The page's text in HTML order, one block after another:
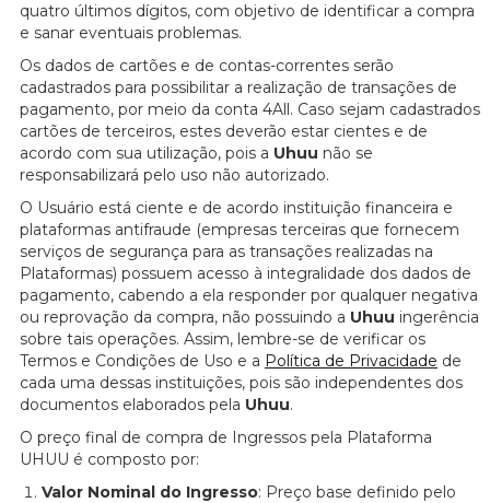
quatro últimos dígitos, com objetivo de identificar a compra
e sanar eventuais problemas.
Os dados de cartões e de contas-correntes serão
cadastrados para possibilitar a realização de transações de
pagamento, por meio da conta 4All. Caso sejam cadastrados
cartões de terceiros, estes deverão estar cientes e de
acordo com sua utilização, pois a Uhuu não se
responsabilizará pelo uso não autorizado.
O Usuário está ciente e de acordo instituição financeira e
plataformas antifraude (empresas terceiras que fornecem
serviços de segurança para as transações realizadas na
Plataformas) possuem acesso à integralidade dos dados de
pagamento, cabendo a ela responder por qualquer negativa
ou reprovação da compra, não possuindo a Uhuu ingerência
sobre tais operações. Assim, lembre-se de verificar os
Termos e Condições de Uso e a Política de Privacidade de
cada uma dessas instituições, pois são independentes dos
documentos elaborados pela Uhuu.
O preço final de compra de Ingressos pela Plataforma
UHUU é composto por:
Valor Nominal do Ingresso: Preço base definido pelo